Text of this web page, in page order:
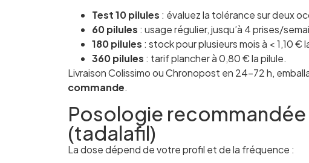
Test 10 pilules : évaluez la tolérance sur deux
60 pilules : usage régulier, jusqu’à 4 prises/
180 pilules : stock pour plusieurs mois à < 1,10 €
360 pilules : tarif plancher à 0,80 € la pilule.
Livraison Colissimo ou Chronopost en 24–72 h,
commande.
Posologie
(tadalafil)
La dose dépend de votre profil et de la fréquence :